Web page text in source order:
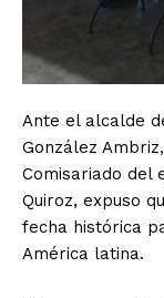
Ante el alcalde
González
Comisariado del
Quiroz, expuso
fecha histórica
América latina.